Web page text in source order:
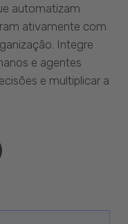
automatizam
ativamente com
Integre
e agentes
e multiplicar a